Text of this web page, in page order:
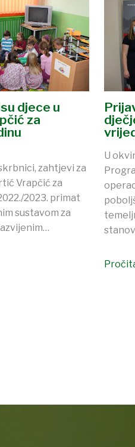
djece u
za
zahtjevi za
Vrapčić za
2023. primat
sustavom za
U